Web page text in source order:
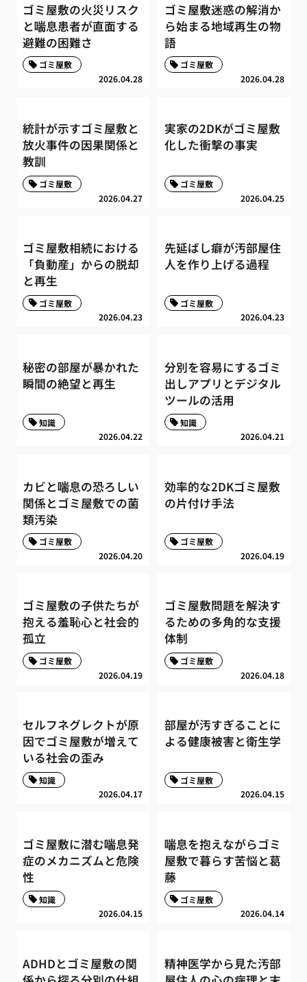
ゴミ屋敷の火災リスク
と喘息患者が直面する
避難の困難さ
2026.04.28
ゴミ屋敷
ゴミ屋敷迷惑の解消か
ら始まる地域再生の物
語
2026.04.28
ゴミ屋敷
統計が示すゴミ屋敷と
放火事件の因果関係と
教訓
2026.04.27
ゴミ屋敷
実家の2DKがゴミ屋敷
化した衝撃の事実
2026.04.25
ゴミ屋敷
ゴミ屋敷相続における
「負動産」からの脱却
と再生
2026.04.23
ゴミ屋敷
先延ばし癖が汚部屋住
人を作り上げる過程
2026.04.23
ゴミ屋敷
秘密の部屋が暴かれた
瞬間の絶望と再生
2026.04.22
知識
分別を容易にするゴミ
出しアプリとデジタル
ツールの活用
2026.04.21
知識
カビと喘息の恐ろしい
関係とゴミ屋敷での菌
類汚染
2026.04.20
ゴミ屋敷
効率的な2DKゴミ屋敷
の片付け手法
2026.04.19
ゴミ屋敷
ゴミ屋敷の子供たちが
抱える羞恥心と社会的
孤立
2026.04.19
ゴミ屋敷
ゴミ屋敷問題を解決す
るための多角的な支援
体制
2026.04.18
ゴミ屋敷
セルフネグレクトが原
因でゴミ屋敷が増えて
いる社会の歪み
2026.04.17
知識
部屋が汚すぎることに
よる健康被害と衛生学
2026.04.15
ゴミ屋敷
ゴミ屋敷に潜む喘息発
症のメカニズムと危険
性
2026.04.15
知識
喘息を抱えながらゴミ
屋敷で暮らす苦悩と葛
藤
2026.04.14
ゴミ屋敷
ADHDとゴミ屋敷の関
精神医学から見た汚部